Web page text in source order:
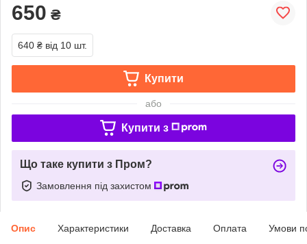
650 ₴
640 ₴ від 10 шт.
Купити
або
Купити з
Що таке купити з Пром?
Замовлення під захистом
Опис Характеристики Доставка Оплата Умови